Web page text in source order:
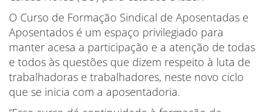
O Curso de Formação Sindical de Aposentadas e
Aposentados é um espaço privilegiado para
manter acesa a participação e a atenção de todas
e todos às questões que dizem respeito à luta de
trabalhadoras e trabalhadores, neste novo ciclo
que se inicia com a aposentadoria.